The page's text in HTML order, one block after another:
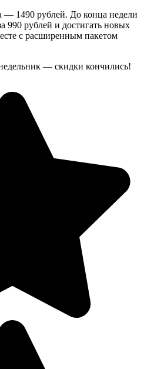
— 1490 рублей. До конца недели
990 рублей и достигать новых
с расширенным пакетом
— скидки кончились!